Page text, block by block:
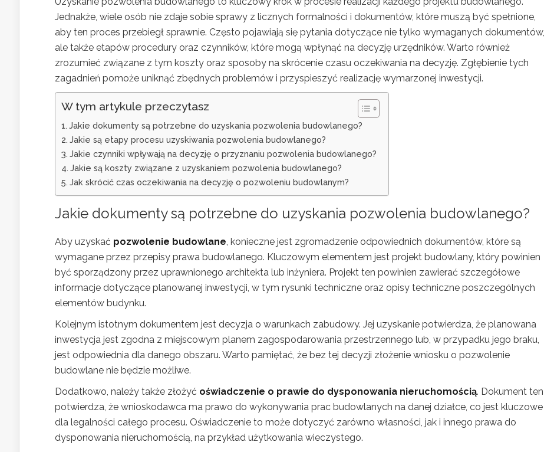
Jednakże, wiele osób nie zdaje sobie sprawy z licznych formalności i dokumentów, które muszą być spełnione,
aby ten proces przebiegł sprawnie. Często pojawiają się pytania dotyczące nie tylko wymaganych dokumentów,
ale także etapów procedury oraz czynników, które mogą wpłynąć na decyzję urzędników. Warto również
zrozumieć związane z tym koszty oraz sposoby na skrócenie czasu oczekiwania na decyzję. Zgłębienie tych
zagadnień pomoże uniknąć zbędnych problemów i przyspieszyć realizację wymarzonej inwestycji.
W tym artykule przeczytasz
Jakie dokumenty są potrzebne do uzyskania pozwolenia budowlanego?
Jakie są etapy procesu uzyskiwania pozwolenia budowlanego?
Jakie czynniki wpływają na decyzję o przyznaniu pozwolenia budowlanego?
Jakie są koszty związane z uzyskaniem pozwolenia budowlanego?
Jak skrócić czas oczekiwania na decyzję o pozwoleniu budowlanym?
Jakie dokumenty są potrzebne do uzyskania pozwolenia budowlanego?
Aby uzyskać pozwolenie budowlane , konieczne jest zgromadzenie odpowiednich dokumentów, które są
wymagane przez przepisy prawa budowlanego. Kluczowym elementem jest projekt budowlany, który powinien
być sporządzony przez uprawnionego architekta lub inżyniera. Projekt ten powinien zawierać szczegółowe
informacje dotyczące planowanej inwestycji, w tym rysunki techniczne oraz opisy techniczne poszczególnych
elementów budynku.
Kolejnym istotnym dokumentem jest decyzja o warunkach zabudowy. Jej uzyskanie potwierdza, że planowana
inwestycja jest zgodna z miejscowym planem zagospodarowania przestrzennego lub, w przypadku jego braku,
jest odpowiednia dla danego obszaru. Warto pamiętać, że bez tej decyzji złożenie wniosku o pozwolenie
budowlane nie będzie możliwe.
Dodatkowo, należy także złożyć oświadczenie o prawie do dysponowania nieruchomością. Dokument ten
potwierdza, że wnioskodawca ma prawo do wykonywania prac budowlanych na danej działce, co jest kluczowe
dla legalności całego procesu. Oświadczenie to może dotyczyć zarówno własności, jak i innego prawa do
dysponowania nieruchomością, na przykład użytkowania wieczystego.